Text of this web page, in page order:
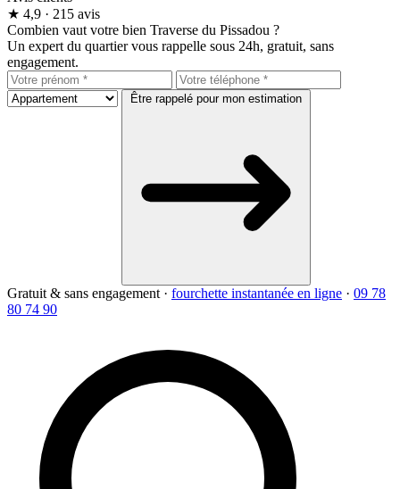
★ 4,9 · 215 avis
Combien vaut votre bien Traverse du Pissadou ?
Un expert du quartier vous rappelle sous 24h, gratuit, sans
engagement.
Être rappelé pour mon estimation
Gratuit & sans engagement · fourchette instantanée en ligne · 09 78
80 74 90